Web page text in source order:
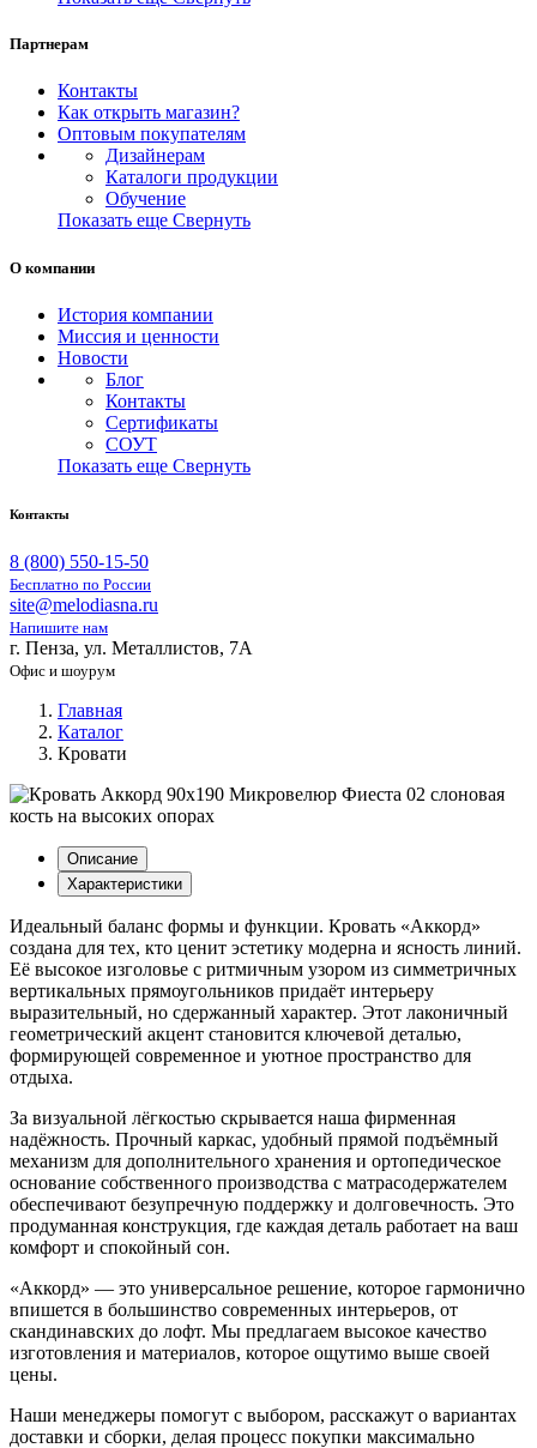
Партнерам
Контакты
Как открыть магазин?
Оптовым покупателям
Дизайнерам
Каталоги продукции
Обучение
Показать еще Свернуть
О компании
История компании
Миссия и ценности
Новости
Блог
Контакты
Сертификаты
СОУТ
Показать еще Свернуть
Контакты
8 (800) 550-15-50
Бесплатно по России
site@melodiasna.ru
Напишите нам
г. Пенза, ул. Металлистов, 7А
Офис и шоурум
Главная
Каталог
Кровати
Описание
Характеристики
Идеальный баланс формы и функции. Кровать «Аккорд»
создана для тех, кто ценит эстетику модерна и ясность линий.
Её высокое изголовье с ритмичным узором из симметричных
вертикальных прямоугольников придаёт интерьеру
выразительный, но сдержанный характер. Этот лаконичный
геометрический акцент становится ключевой деталью,
формирующей современное и уютное пространство для
отдыха.
За визуальной лёгкостью скрывается наша фирменная
надёжность. Прочный каркас, удобный прямой подъёмный
механизм для дополнительного хранения и ортопедическое
основание собственного производства с матрасодержателем
обеспечивают безупречную поддержку и долговечность. Это
продуманная конструкция, где каждая деталь работает на ваш
комфорт и спокойный сон.
«Аккорд» — это универсальное решение, которое гармонично
впишется в большинство современных интерьеров, от
скандинавских до лофт. Мы предлагаем высокое качество
изготовления и материалов, которое ощутимо выше своей
цены.
Наши менеджеры помогут с выбором, расскажут о вариантах
доставки и сборки, делая процесс покупки максимально